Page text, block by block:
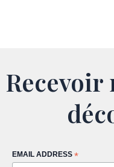
Recevoir
EMAIL ADDRESS *